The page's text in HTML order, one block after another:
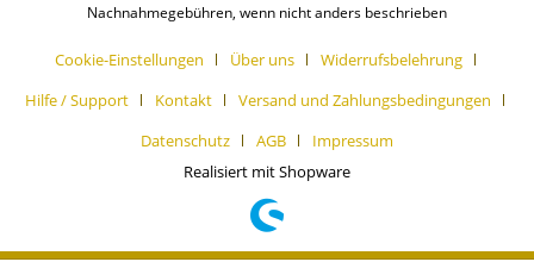
Nachnahmegebühren, wenn nicht anders beschrieben
Cookie-Einstellungen Über uns
Widerrufsbelehrung
Hilfe / Support
Kontakt
Versand und Zahlungsbedingungen
Datenschutz
AGB
Impressum
Realisiert mit Shopware